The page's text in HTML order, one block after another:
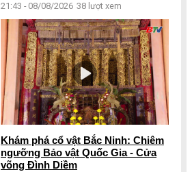
21:43 - 08/08/2026 38 lượt xem
Khám phá cổ vật Bắc Ninh: Chiêm
ngưỡng Bảo vật Quốc Gia - Cửa
võng Đình Diềm